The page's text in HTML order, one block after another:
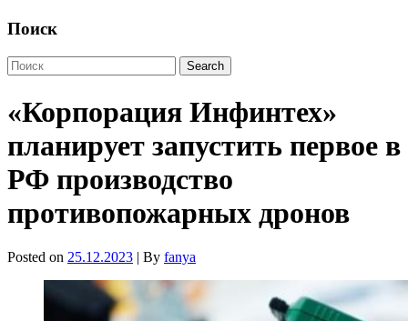
Поиск
«Корпорация Инфинтех»
планирует запустить первое в
РФ производство
противопожарных дронов
Posted on 25.12.2023 | By fanya